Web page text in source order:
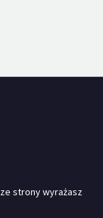
strony wyrażasz